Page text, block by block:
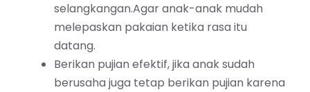
selangkangan.Agar anak-anak mudah
melepaskan pakaian ketika rasa itu
datang.
Berikan pujian efektif, jika anak sudah
berusaha juga tetap berikan pujian karena